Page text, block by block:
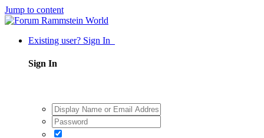
Jump to content
Existing user? Sign In
Sign In